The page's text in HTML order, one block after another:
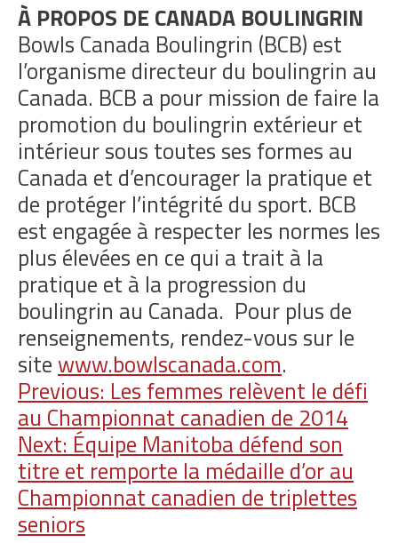
À PROPOS DE CANADA BOULINGRIN
Bowls Canada Boulingrin (BCB) est
l’organisme directeur du boulingrin au
Canada. BCB a pour mission de faire la
promotion du boulingrin extérieur et
intérieur sous toutes ses formes au
Canada et d’encourager la pratique et
de protéger l’intégrité du sport. BCB
est engagée à respecter les normes les
plus élevées en ce qui a trait à la
pratique et à la progression du
boulingrin au Canada. Pour plus de
renseignements, rendez-vous sur le
sitewww.bowlscanada.com.
Navigation
de
l'article
Previous: Les femmes relèvent le défi
au Championnat canadien de 2014
Next: Équipe Manitoba défend son
titre et remporte la médaille d’or au
Championnat canadien de triplettes
seniors